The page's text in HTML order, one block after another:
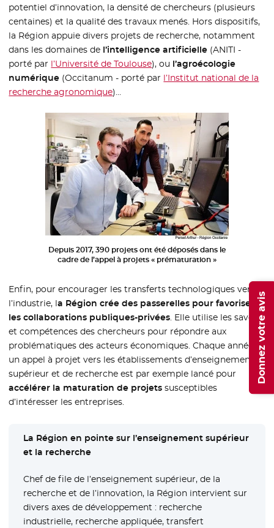
potentiel d’innovation, la densité de chercheurs (plusieurs
centaines) et la qualité des travaux menés. Hors dispositifs,
la Région appuie divers projets de recherche, notamment
dans les domaines de l’intelligence artificielle (ANITI -
porté par l’Université de Toulouse- Nouvelle fenêtre
), ou l’agroécologie
numérique (Occitanum - porté par l’Institut national de la
recherche agronomique- Nouvelle fenêtre
)…
Depuis 2017, 390 projets ont été déposés dans le
cadre de l’appel à projets « prématuration »
Enfin, pour encourager les transferts technologiques vers
l’industrie, la Région crée des passerelles pour favoriser
les collaborations publiques-privées. Elle utilise les savoirs
et compétences des chercheurs pour répondre aux
problématiques des acteurs économiques. Chaque année,
un appel à projet vers les établissements d’enseignement
supérieur et de recherche est par exemple lancé pour
accélérer la maturation de projets susceptibles
d’intéresser les entreprises.
La Région en pointe sur l’enseignement supérieur
et la recherche
Chef de file de l’enseignement supérieur, de la
recherche et de l’innovation, la Région intervient sur
divers axes de développement : recherche
industrielle, recherche appliquée, transfert
Donnez votre avis